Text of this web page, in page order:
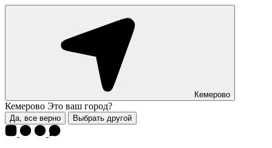
Кемерово
Кемерово Это ваш город?
Да, все верно Выбрать другой